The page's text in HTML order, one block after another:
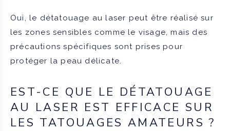
Oui, le détatouage au laser peut être réalisé sur
les zones sensibles comme le visage, mais des
précautions spécifiques sont prises pour
protéger la peau délicate.
EST-CE QUE LE DÉTATOUAGE
AU LASER EST EFFICACE SUR
LES TATOUAGES AMATEURS ?